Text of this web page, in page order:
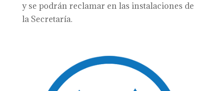
y se podrán reclamar en las instalaciones de
la Secretaría.